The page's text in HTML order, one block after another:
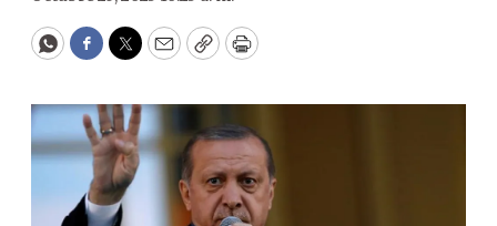
WhatsApp
Facebook
Twitter
EmailCopyPrint